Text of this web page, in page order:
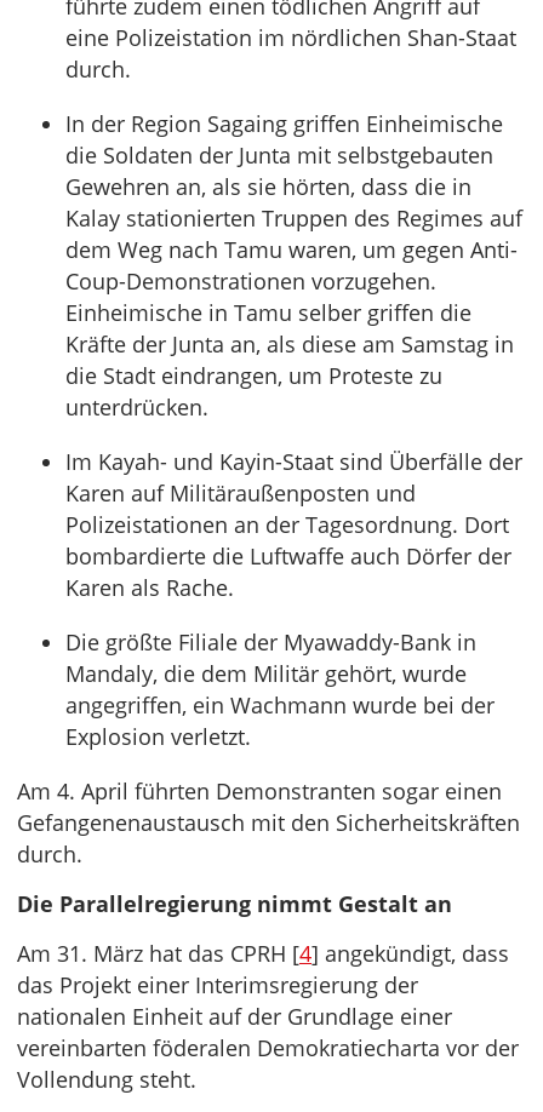
führte zudem einen tödlichen Angriff auf
eine Polizeistation im nördlichen Shan-Staat
durch.
In der Region Sagaing griffen Einheimische
die Soldaten der Junta mit selbstgebauten
Gewehren an, als sie hörten, dass die in
Kalay stationierten Truppen des Regimes auf
dem Weg nach Tamu waren, um gegen Anti-
Coup-Demonstrationen vorzugehen.
Einheimische in Tamu selber griffen die
Kräfte der Junta an, als diese am Samstag in
die Stadt eindrangen, um Proteste zu
unterdrücken.
Im Kayah- und Kayin-Staat sind Überfälle der
Karen auf Militäraußenposten und
Polizeistationen an der Tagesordnung. Dort
bombardierte die Luftwaffe auch Dörfer der
Karen als Rache.
Die größte Filiale der Myawaddy-Bank in
Mandaly, die dem Militär gehört, wurde
angegriffen, ein Wachmann wurde bei der
Explosion verletzt.
Am 4. April führten Demonstranten sogar einen
Gefangenenaustausch mit den Sicherheitskräften
durch.
Die Parallelregierung nimmt Gestalt an
Am 31. März hat das CPRH [4] angekündigt, dass
das Projekt einer Interimsregierung der
nationalen Einheit auf der Grundlage einer
vereinbarten föderalen Demokratiecharta vor der
Vollendung steht.